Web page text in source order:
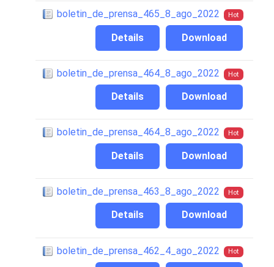
boletin_de_prensa_465_8_ago_2022 Hot
Download
Details
boletin_de_prensa_464_8_ago_2022 Hot
Download
Details
boletin_de_prensa_464_8_ago_2022 Hot
Download
Details
boletin_de_prensa_463_8_ago_2022 Hot
Download
Details
boletin_de_prensa_462_4_ago_2022 Hot